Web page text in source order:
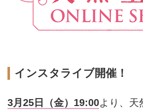
インスタライブ開催！
3月25日（金）19:00より、天